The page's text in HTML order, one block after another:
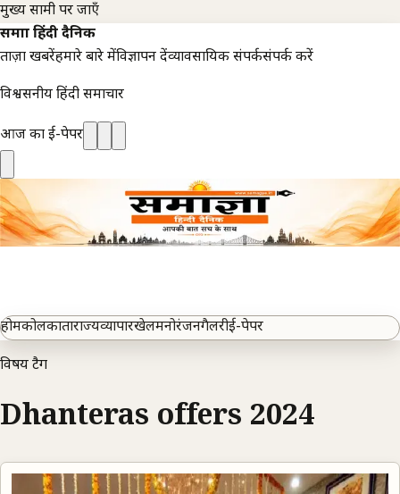
मुख्य सामग्री पर जाएँ
समाज्ञा हिंदी दैनिक
ताज़ा खबरेंहमारे बारे मेंविज्ञापन देंव्यावसायिक संपर्कसंपर्क करें
विश्वसनीय हिंदी समाचार
आज का ई-पेपर
होमकोलकाताराज्यव्यापारखेलमनोरंजनगैलरीई-पेपर
विषय टैग
Dhanteras offers 2024